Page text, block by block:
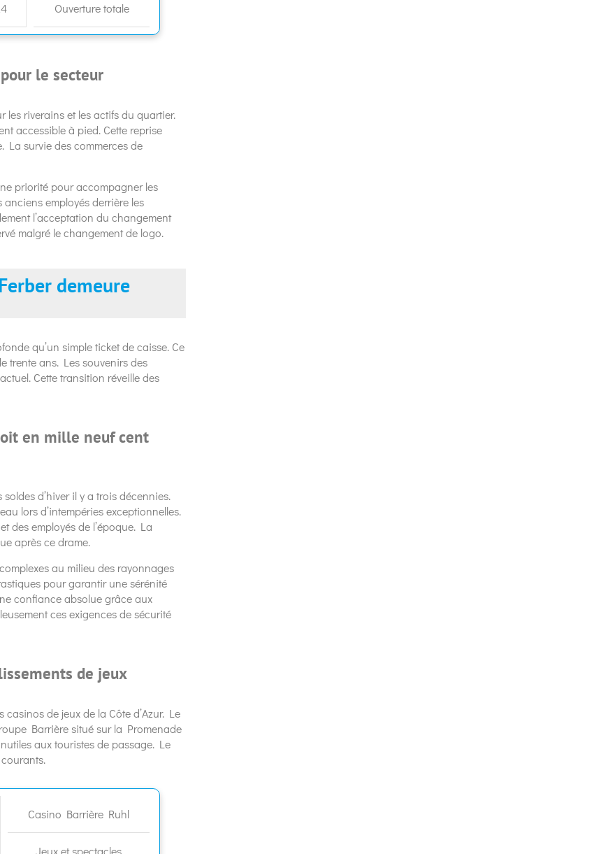
Ouverture totale
le secteur
les riverains et les actifs du quartier.
accessible à pied. Cette reprise
La survie des commerces de
priorité pour accompagner les
anciens employés derrière les
l’acceptation du changement
malgré le changement de logo.
demeure
qu’un simple ticket de caisse. Ce
trente ans. Les souvenirs des
Cette transition réveille des
en mille neuf cent
d’hiver il y a trois décennies.
lors d’intempéries exceptionnelles.
des employés de l’époque. La
après ce drame.
au milieu des rayonnages
pour garantir une sérénité
confiance absolue grâce aux
ces exigences de sécurité
de jeux
de jeux de la Côte d’Azur. Le
Barrière situé sur la Promenade
aux touristes de passage. Le
Casino Barrière Ruhl
Jeux et spectacles